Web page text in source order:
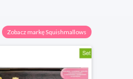
Zobacz markę Squishmallows